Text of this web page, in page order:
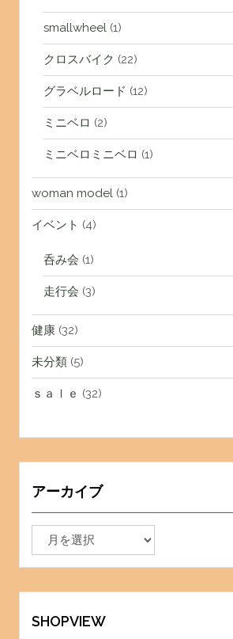
smallwheel(1)
クロスバイク (22)
グラベルロード (12)
ミニベロ (2)
ミニベロミニベロ (1)
woman model(1)
イベント (4)
呑み会 (1)
走行会 (3)
健康(32)
未分類(5)
ｓａｌｅ (32)
アーカイブ
カ
SHOPVIEW